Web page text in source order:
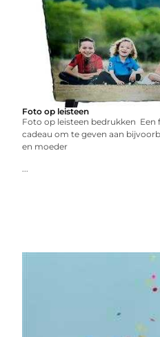
Foto op leisteen
Foto op leisteen bedrukken Een
cadeau om te geven aan
en moeder
...